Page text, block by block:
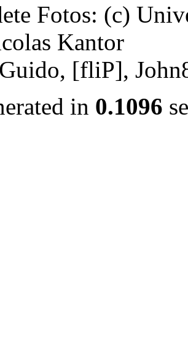
Fotos: (c)
Kantor
[fliP],
in 0.1096